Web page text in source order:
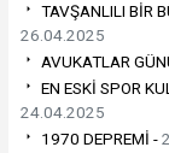
TAVŞANLILI BİR
26.04.2025
AVUKATLAR
EN ESKİ SPOR
24.04.2025
1970 DEPREMİ -